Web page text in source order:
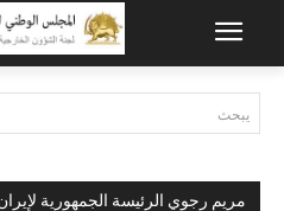
يبحث
مريم رجوي الرئيسة الجمهورية